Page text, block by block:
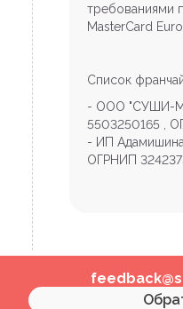
требованиями
MasterCard
Список
- ООО "СУШИ-
5503250165 ,
- ИП
ОГРНИП